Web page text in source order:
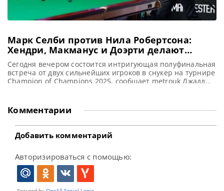
Марк Селби против Нила Робертсона:
Хендри, Макманус и Доэрти делают
прогнозы
Сегодня вечером состоится интригующая полуфинальная
встреча от двух сильнейших игроков в снукер на турнире
Champion of Champions 2025, сообщает metrouk Джадд
кто станет его соперником: Нил Робертсон или Марк
Селби? Трамп, хоть и не в лучшей форме, но
продемонстрировал впечатляющую
Комментарии
Добавить комментарий
Авторизироваться с помощью: